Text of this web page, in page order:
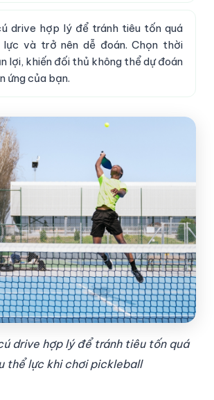
drive hợp lý để tránh tiêu tốn quá
lực và trở nên dễ đoán. Chọn thời
lợi, khiến đối thủ không thể dự đoán
ứng của bạn.
drive hợp lý để tránh tiêu tốn quá
thể lực khi chơi pickleball